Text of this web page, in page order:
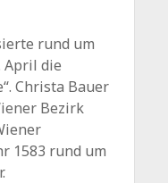
rund um
April die
Christa Bauer
Bezirk
1583 rund um